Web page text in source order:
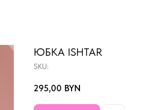
ЮБКА ISHTAR
SKU:
295,00 BYN